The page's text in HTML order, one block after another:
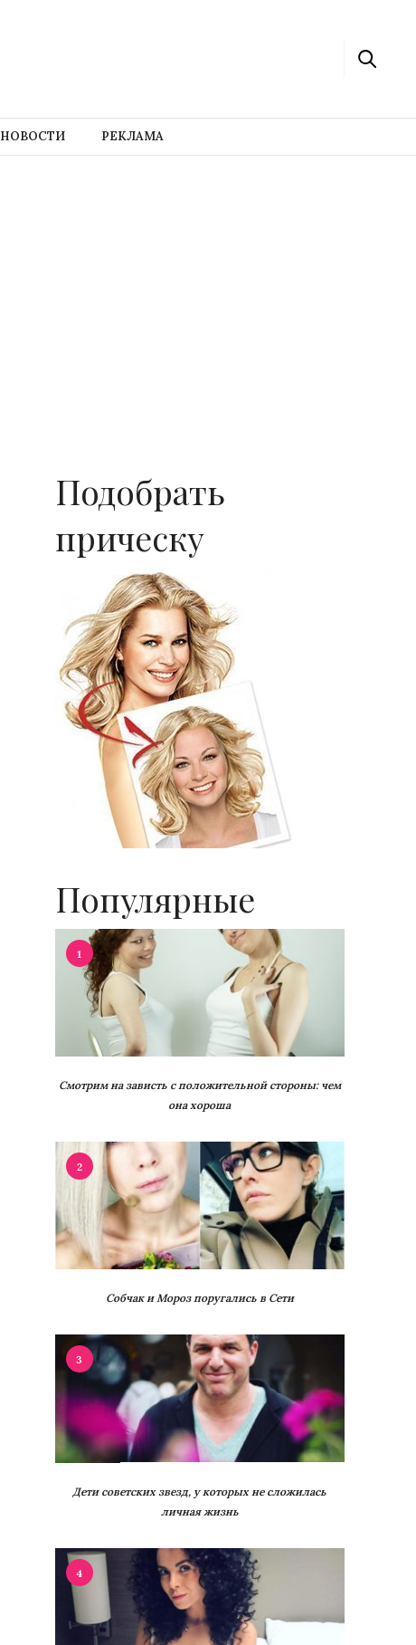
НОВОСТИ РЕКЛАМА
Подобрать
прическу
Популярные
1
Смотрим на зависть с положительной стороны: чем
она хороша
2
Собчак и Мороз поругались в Сети
3
Дети советских звезд, у которых не сложилась
личная жизнь
4